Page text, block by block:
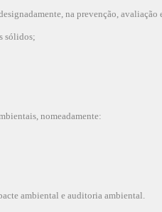
na prevenção,
sólidos;
nomeadamente:
ambiental e auditoria ambiental.